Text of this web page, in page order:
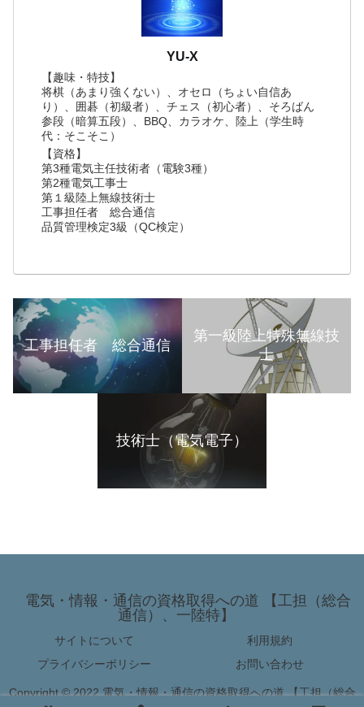
YU-X
【趣味・特技】
将棋（あまり強くない）、オセロ（ちょい自信あ
り）、囲碁（初級者）、チェス（初心者）、そろばん
参段（暗算五段）、BBQ、カラオケ、陸上（学生時
代：そこそこ）
【資格】
第3種電気主任技術者（電験3種）
第2種電気工事士
第１級陸上無線技術士
工事担任者 総合通信
品質管理検定3級（QC検定）
工事担任者 総合通信
第一級陸上特殊無線技
士
技術士（電気電子）
電気・情報・通信の資格取得への道 【工担（総合
通信）、一陸特】
サイトについて
利用規約
プライバシーポリシー
お問い合わせ
Copyright © 2022 電気・情報・通信の資格取得への道 【工担（総合